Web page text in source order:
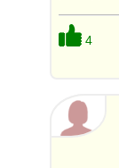
4